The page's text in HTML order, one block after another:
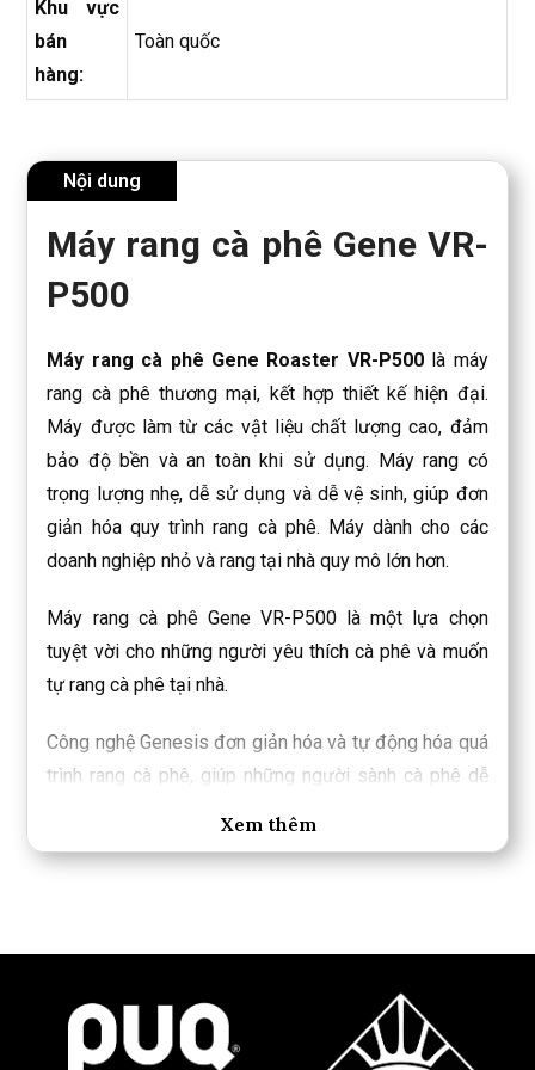
Nội dung
Máy rang cà phê Gene VR-
P500
Máy rang cà phê Gene Roaster VR-P500 là máy
rang cà phê thương mại, kết hợp thiết kế hiện đại.
Máy được làm từ các vật liệu chất lượng cao, đảm
bảo độ bền và an toàn khi sử dụng. Máy rang có
trọng lượng nhẹ, dễ sử dụng và dễ vệ sinh, giúp đơn
giản hóa quy trình rang cà phê. Máy dành cho các
doanh nghiệp nhỏ và rang tại nhà quy mô lớn hơn.
Máy rang cà phê Gene VR-P500 là một lựa chọn
tuyệt vời cho những người yêu thích cà phê và muốn
tự rang cà phê tại nhà.
Công nghệ Genesis đơn giản hóa và tự động hóa quá
trình rang cà phê, giúp những người sành cà phê dễ
hạt cà phê được rang đều, cho hương vị cà phê thơm
ngon hơn. Người dùng có thể kiểm soát tốc độ xoay
Xem thêm
Khu vực
bán
hàng:
Toàn quốc